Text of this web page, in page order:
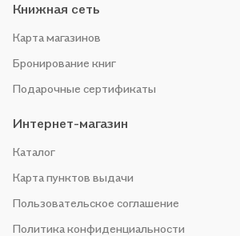
Книжная сеть
Карта магазинов
Бронирование книг
Подарочные сертификаты
Интернет-магазин
Каталог
Карта пунктов выдачи
Пользовательское соглашение
Политика конфиденциальности